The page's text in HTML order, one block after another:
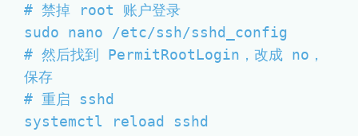
# 禁掉 root 账户登录
sudo nano /etc/ssh/sshd_config
# 然后找到 PermitRootLogin，改成 no，
保存
# 重启 sshd
systemctl reload sshd